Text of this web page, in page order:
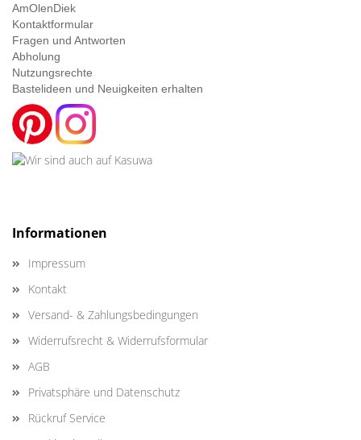
AmOlenDiek
Kontaktformular
Fragen und Antworten
Abholung
Nutzungsrechte
Bastelideen und Neuigkeiten erhalten
Informationen
Impressum
Kontakt
Versand- & Zahlungsbedingungen
Widerrufsrecht & Widerrufsformular
AGB
Privatsphäre und Datenschutz
Rückruf Service